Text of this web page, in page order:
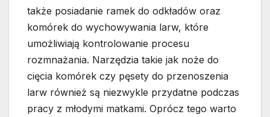
także posiadanie ramek do odkładów oraz
komórek do wychowywania larw, które
umożliwiają kontrolowanie procesu
rozmnażania. Narzędzia takie jak noże do
cięcia komórek czy pęsety do przenoszenia
larw również są niezwykle przydatne podczas
pracy z młodymi matkami. Oprócz tego warto